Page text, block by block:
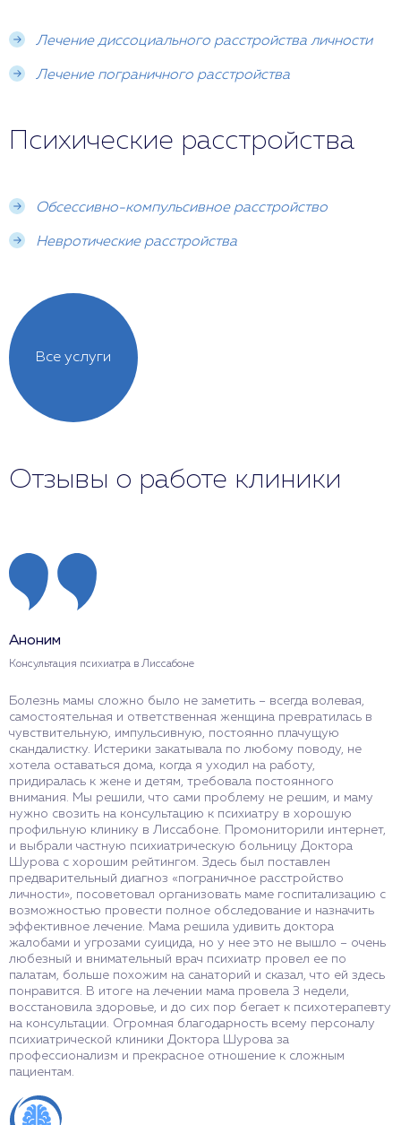
Лечение диссоциального расстройства личности
Лечение пограничного расстройства
Психические расстройства
Обсессивно-компульсивное расстройство
Невротические расстройства
Все услуги
Отзывы о работе клиники
Аноним
Консультация психиатра в Лиссабоне
Болезнь мамы сложно было не заметить – всегда волевая,
самостоятельная и ответственная женщина превратилась в
чувствительную, импульсивную, постоянно плачущую
скандалистку. Истерики закатывала по любому поводу, не
хотела оставаться дома, когда я уходил на работу,
придиралась к жене и детям, требовала постоянного
внимания. Мы решили, что сами проблему не решим, и маму
нужно свозить на консультацию к психиатру в хорошую
профильную клинику в Лиссабоне. Промониторили интернет,
и выбрали частную психиатрическую больницу Доктора
Шурова с хорошим рейтингом. Здесь был поставлен
предварительный диагноз «пограничное расстройство
личности», посоветовал организовать маме госпитализацию с
возможностью провести полное обследование и назначить
эффективное лечение. Мама решила удивить доктора
жалобами и угрозами суицида, но у нее это не вышло – очень
любезный и внимательный врач психиатр провел ее по
палатам, больше похожим на санаторий и сказал, что ей здесь
понравится. В итоге на лечении мама провела 3 недели,
восстановила здоровье, и до сих пор бегает к психотерапевту
на консультации. Огромная благодарность всему персоналу
психиатрической клиники Доктора Шурова за
профессионализм и прекрасное отношение к сложным
пациентам.